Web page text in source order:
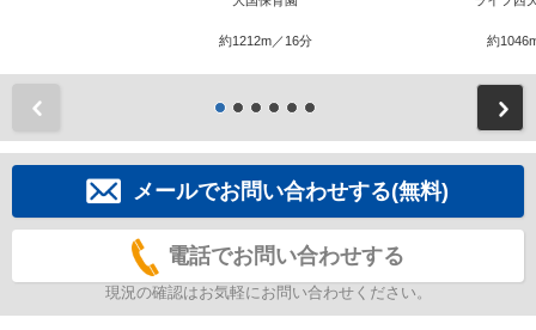
約1212m／16分 約
メールでお問い合わせする(無料)
電話でお問い合わせする
現況の確認はお気軽にお問い合わせください。